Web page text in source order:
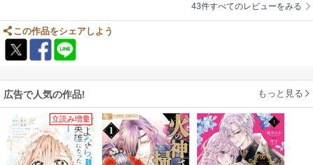
43件すべてのレビューをみる
この作品をシェアしよう
広告で人気の作品! もっと見る
立読み増量